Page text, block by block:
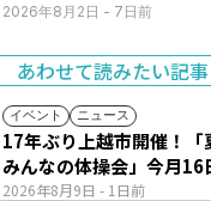
2026年8月2日 - 7日前
あわせて読みたい記事
イベント ニュース
2026年8月9日 - 1日前
17年ぶり上越市開催！「
みんなの体操会」今月16